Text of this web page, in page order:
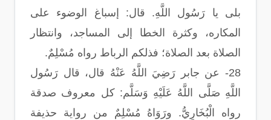
بلى يا رَسُول اللَّهِ. قال: إسباغ الوضوء على
المكاره، وكثرة الخطا إلى المساجد، وانتظار
الصلاة بعد الصلاة؛ فذلكم الرباط رواه مُسْلِمٌ.
28- عن جابر رَضِيَ اللَّهُ عَنْهُ قال، قال رَسُول
اللَّهِ صَلَّى اللَّهُ عَلَيْهِ وَسَلَّم: كل معروف صدقة
رواه الْبُخَارِيُّ. ورَوَاهُ مُسْلِمٌ من رواية حذيفة